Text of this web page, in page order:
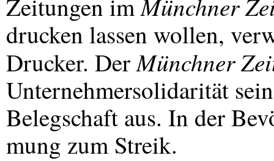
Zeitungen im
drucken lassen wollen,
Drucker. DerMünchner
Unternehmersolidarität
Belegschaft aus. In der
mung zum Streik.